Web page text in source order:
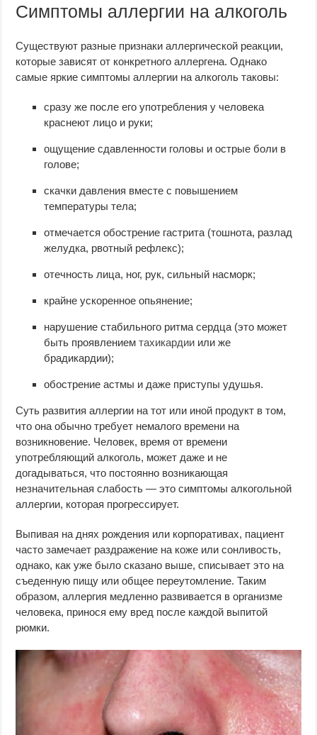
Симптомы аллергии на алкоголь
Существуют разные признаки аллергической реакции,
которые зависят от конкретного аллергена. Однако
самые яркие симптомы аллергии на алкоголь таковы:
сразу же после его употребления у человека
краснеют лицо и руки;
ощущение сдавленности головы и острые боли в
голове;
скачки давления вместе с повышением
температуры тела;
отмечается обострение гастрита (тошнота, разлад
желудка, рвотный рефлекс);
отечность лица, ног, рук, сильный насморк;
крайне ускоренное опьянение;
нарушение стабильного ритма сердца (это может
быть проявлениемтахикардии или же
брадикардии);
обострение астмы и даже приступы удушья.
Суть развития аллергии на тот или иной продукт в том,
что она обычно требует немалого времени на
возникновение. Человек, время от времени
употребляющий алкоголь, может даже и не
догадываться, что постоянно возникающая
незначительная слабость — это симптомы алкогольной
аллергии, которая прогрессирует.
Выпивая на днях рождения или корпоративах, пациент
часто замечает раздражение на коже или сонливость,
однако, как уже было сказано выше, списывает это на
съеденную пищу или общее переутомление. Таким
образом, аллергия медленно развивается в организме
человека, принося ему вред после каждой выпитой
рюмки.